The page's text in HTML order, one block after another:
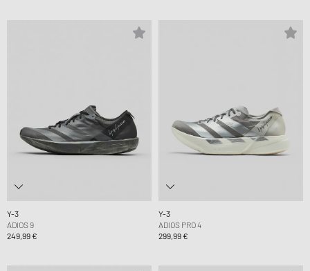
Y-3
ADIOS 9
249,99 €
Y-3
ADIOS PRO 4
299,99 €